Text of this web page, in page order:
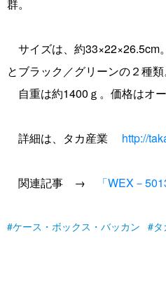
群。
サイズは、約33×22×26.5cm
とブラック／グリーンの２種類
自重は約1400ｇ。価格はオー
詳細は、タカ産業 http://
関連記事 → 「WEX－
ケース・ボックス・バッカン